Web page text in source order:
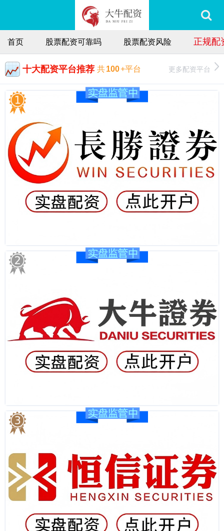
首页 股票配资可靠吗 股票配资风险 正规配
十大配资平台推荐 共100+平台 更多配资平台